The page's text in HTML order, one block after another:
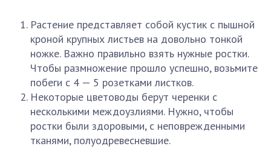
Растение представляет собой кустик с пышной
кроной крупных листьев на довольно тонкой
ножке. Важно правильно взять нужные ростки.
Чтобы размножение прошло успешно, возьмите
побеги с 4 — 5 розетками листков.
Некоторые цветоводы берут черенки с
несколькими междоузлиями. Нужно, чтобы
ростки были здоровыми, с неповрежденными
тканями, полуодревесневшие.